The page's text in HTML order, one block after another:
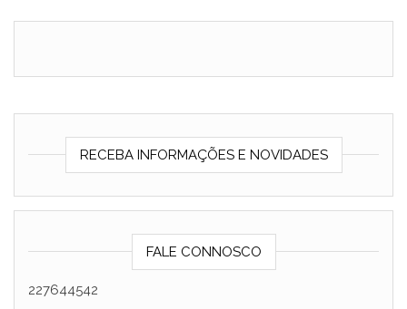
RECEBA INFORMAÇÕES E NOVIDADES
FALE CONNOSCO
227644542